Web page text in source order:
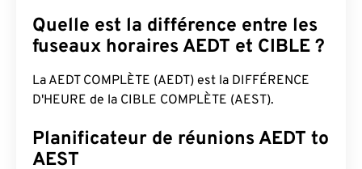
Quelle est la différence entre les
fuseaux horaires AEDT et CIBLE ?
La AEDT COMPLÈTE (AEDT) est la DIFFÉRENCE
D'HEURE de la CIBLE COMPLÈTE (AEST).
Planificateur de réunions AEDT to
AEST